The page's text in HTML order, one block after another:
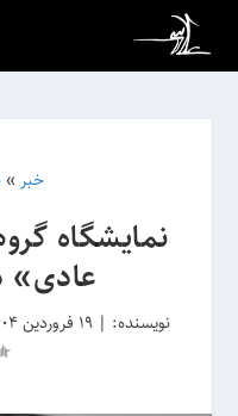
خبر »
نمایشگاه
عادی»
نویسنده: |19 فروردین 1404